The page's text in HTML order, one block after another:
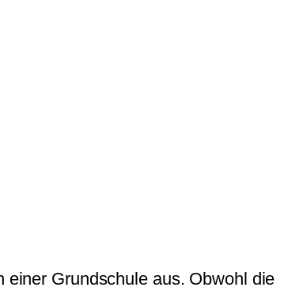
Grundschule aus. Obwohl die